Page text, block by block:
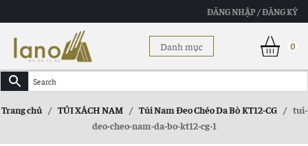
ĐĂNG NHẬP / ĐĂNG KÝ
Danh mục 0
Trang chủ / TÚI XÁCH NAM / Túi Nam Đeo Chéo Da Bò KT12-CG / tui-
deo-cheo-nam-da-bo-kt12-cg-1